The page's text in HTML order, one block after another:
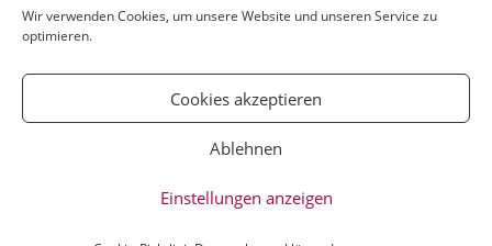
Wir verwenden Cookies, um unsere Website und unseren Service zu
optimieren.
Cookies akzeptieren
Ablehnen
Einstellungen anzeigen
(Pressemitteilung der Stadt Weinheim, 18.09.2020)
Weinheimer Jugendmedien gUG //